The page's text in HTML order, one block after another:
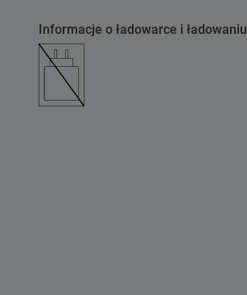
Informacje o ładowarce i ładowaniu